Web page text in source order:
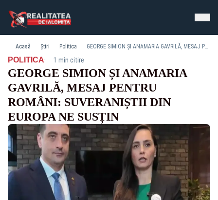
Acasă Știri Politica GEORGE SIMION ȘI ANAMARIA GAVRILĂ, MESAJ PENTRU ROMÂNI: SUVERANIȘTII DIN EUROPA NE SUSȚIN
POLITICA· 1 min citire
GEORGE SIMION ȘI ANAMARIA
GAVRILĂ, MESAJ PENTRU
ROMÂNI: SUVERANIȘTII DIN
EUROPA NE SUSȚIN